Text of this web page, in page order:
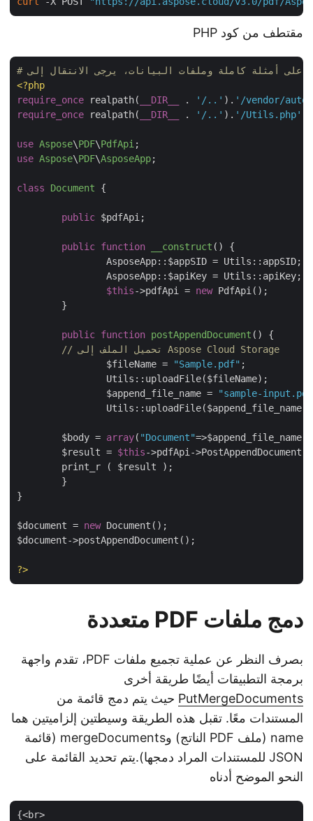
مقتطف من كود PHP
<?php
require_once realpath( __DIR__ . '/..' ). '/vendor/
require_once realpath( __DIR__ . '/..' ). '/Utils.php'
use Aspose\PDF\PdfApi
use Aspose\PDF\AsposeApp
class Document
public $pdfApi;
public function __construct ( )
		AsposeApp::$appSID = Utils::appSID;
		AsposeApp::$apiKey = Utils::apiKey;
$this->pdfApi = new PdfApi();
	}
public function postAppendDocument ( )
// تحميل الملف إلى Aspose Cloud Storage
		$fileName =
"Sample.pdf"
		Utils::uploadFile($fileName);
		$append_file_name =
"sample-
		Utils::uploadFile($append_file_name);
        $body =
array ("Document"
        $result =
$this->pdfApi-
        print_r ( $result );
	}
$document = new Document();
$document->postAppendDocument();
?>
دمج ملفات PDF متعددة
بصرف النظر عن عملية تجميع ملفات PDF، تقدم واجهة
برمجة التطبيقات أيضًا طريقة أخرى
PutMergeDocumentsحيث يتم دمج قائمة من
المستندات معًا. تقبل هذه الطريقة وسيطتين إلزاميتين هما
name (ملف PDF الناتج) وmergeDocuments (قائمة
JSON للمستندات المراد دمجها).يتم تحديد القائمة على
النحو الموضح أدناه
{<br>